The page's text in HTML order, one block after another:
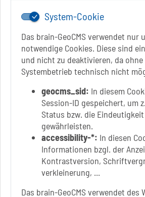
System-Cookie
Das brain-GeoCMS verwendet nur
notwendige Cookies. Diese sind
und nicht zu deaktivieren, da ohne
Systembetrieb technisch nicht
geocms_sid: In diesem
Session-ID gespeichert, um
Status bzw. die
gewährleisten.
accessibility-*: In diesen
Informationen bzgl. der
Kontrastversion,
verkleinerung, ...
Das brain-GeoCMS verwendet des
Link zur Google-Maps Navigation
SOLEPARK Schönebeck/Bad
Eigenbetrieb der Stadt
Badepark 1
39218 Schönebeck (Elbe)
+49 3928 7055-0
+49 3928 7055-42
info[at]solepark.de
www.visitschoenebeck.de
Infos zur Barrierefreiheit